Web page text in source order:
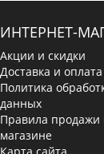
ИНТЕРНЕТ-
Акции и скидки
Доставка и оплата
Политика
данных
Правила продажи
магазине